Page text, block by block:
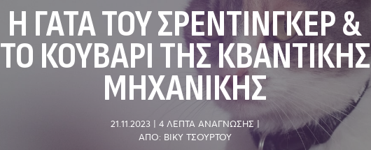
Η ΓΆΤΑ ΤΟΥ ΣΡΈΝΤΙΝΓΚΕΡ &
ΤΟ ΚΟΥΒΆΡΙ ΤΗΣ ΚΒΑΝΤΙΚΉΣ
ΜΗΧΑΝΙΚΉΣ
21.11.2023 | 4 ΛΕΠΤΑ ΑΝΑΓΝΩΣΗΣ |
ΑΠΟ: ΒΊΚΥ ΤΣΟΎΡΤΟΥ